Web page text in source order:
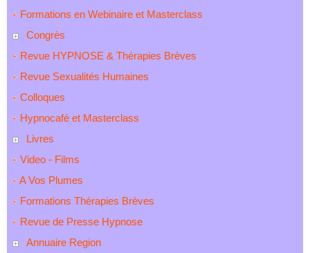
Formations en Webinaire et Masterclass
Congrès
Revue HYPNOSE & Thérapies Brèves
Revue Sexualités Humaines
Colloques
Hypnocafé et Masterclass
Livres
Video - Films
A Vos Plumes
Formations Thérapies Brèves
Revue de Presse Hypnose
Annuaire Region